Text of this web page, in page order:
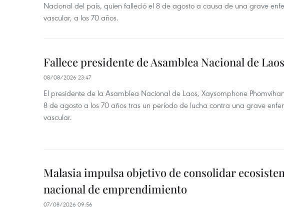
Nacional del país, quien falleció el 8 de agosto a causa de una grave
vascular, a los 70 años.
Fallece presidente de Asamblea Nacional de Laos
08/08/2026 23:47
El presidente de la Asamblea Nacional de Laos, Xaysomphone
8 de agosto a los 70 años tras un período de lucha contra una grave
vascular.
Malasia impulsa objetivo de consolidar
nacional de emprendimiento
07/08/2026 09:56